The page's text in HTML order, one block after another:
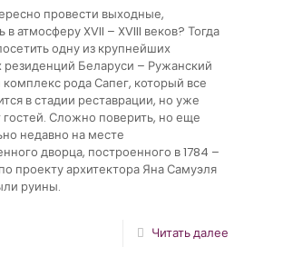
провести выходные,
в атмосферу XVII – XVIII веков? Тогда
одну из крупнейших
резиденций Беларуси – Ружанский
рода Сапег, который все
в стадии реставрации, но уже
Сложно поверить, но еще
недавно на месте
дворца, построенного в 1784 –
проекту архитектора Яна Самуэля
руины.
Читать далее